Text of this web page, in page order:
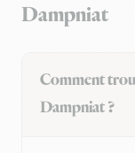
Dampniat
Comment
Dampniat ?